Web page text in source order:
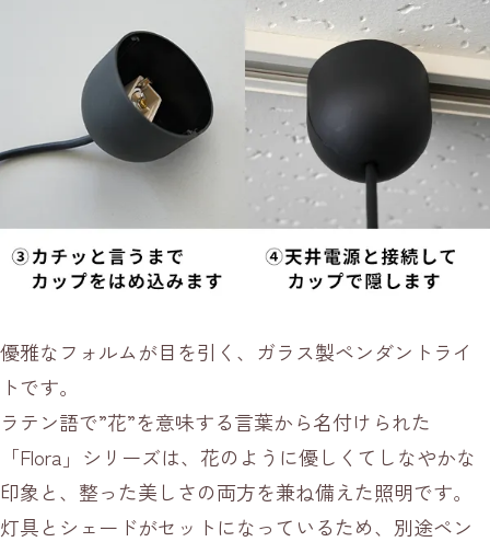
優雅なフォルムが目を引く、ガラス製ペンダントライ
トです。
ラテン語で”花”を意味する言葉から名付けられた
「Flora」シリーズは、花のように優しくてしなやかな
印象と、整った美しさの両方を兼ね備えた照明です。
灯具とシェードがセットになっているため、別途ペン